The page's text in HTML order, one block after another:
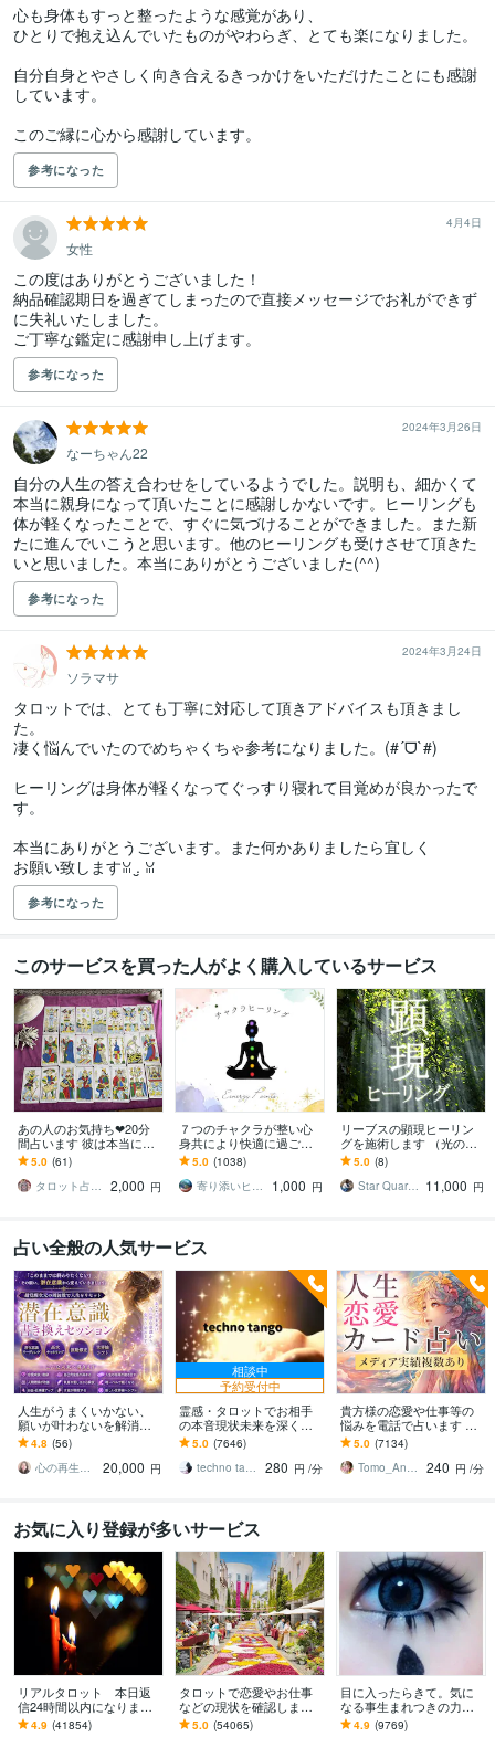
心も身体もすっと整ったような感覚があり、
ひとりで抱え込んでいたものがやわらぎ、とても楽になりました。
自分自身とやさしく向き合えるきっかけをいただけたことにも感謝
しています。
このご縁に心から感謝しています。
参考になった
4月4日
女性
この度はありがとうございました！
納品確認期日を過ぎてしまったので直接メッセージでお礼ができず
に失礼いたしました。
ご丁寧な鑑定に感謝申し上げます。
参考になった
2024年3月26日
なーちゃん22
自分の人生の答え合わせをしているようでした。説明も、細かくて
本当に親身になって頂いたことに感謝しかないです。ヒーリングも
体が軽くなったことで、すぐに気づけることができました。また新
たに進んでいこうと思います。他のヒーリングも受けさせて頂きた
いと思いました。本当にありがとうございました(^^)
参考になった
2024年3月24日
ソラマサ
タロットでは、とても丁寧に対応して頂きアドバイスも頂きまし
た。
凄く悩んでいたのでめちゃくちゃ参考になりました。(#´ᗜ`#)
ヒーリングは身体が軽くなってぐっすり寝れて目覚めが良かったで
す。
本当にありがとうございます。また何かありましたら宜しく
参考になった
このサービスを買った人がよく購入しているサービス
あの人のお気持ち❤︎20分
間占います 彼は本当に私
の事を愛しているの？深
掘り♡チャット占い
5.0 (61)
タロット占い⭐︎ゆん
2,000 円
７つのチャクラが整い心
身共により快適に過ごせ
ます あなたのエネルギー
を浄化・修復・強化し、
軽やかな毎日へ
5.0 (1038)
寄り添いヒーラー＊haru
1,000 円
リーブスの顕現ヒーリン
グを施術します （光の柱
を立てるワーク・エネル
ギー整体・自己実現・覚
醒効果）
5.0 (8)
Star Quartz＊スタークォーツ 11,000 円
占い全般の人気サービス
人生がうまくいかない、
願いが叶わないを解消し
ます 現実を変えるために
努力したのに、自力では
もう無理と感じている
4.8 (56)
心の再生セラピスト YASUKO
20,000 円
相談中
予約受付中
霊感・タロットでお相手
の本音現状未来を深く視
ます 恋愛・仕事・家族・
人間関係の本質を見抜き
スピード解決へ
5.0 (7646)
techno tango
280 円 /分
貴方様の恋愛や仕事等の
悩みを電話で占います タ
ロットカード、オラクル
カード、ルノルマンカー
ドを使用します
5.0 (7134)
Tomo_Angel7
240 円 /分
お気に入り登録が多いサービス
リアルタロット 本日返
信24時間以内になります
❤︎タイトルをご確認くださ
4.9 (41854)
タロットで恋愛やお仕事
などの現状を確認します
アドバイスもしっかりお
5.0 (54065)
目に入ったらきて。気に
なる事生まれつきの力で
視ます 視ましょう恋愛や
4.9 (9769)